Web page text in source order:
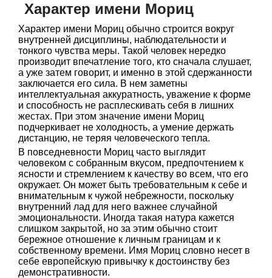
Характер имени Мориц
Характер имени Мориц обычно строится вокруг
внутренней дисциплины, наблюдательности и
тонкого чувства меры. Такой человек нередко
производит впечатление того, кто сначала слушает,
а уже затем говорит, и именно в этой сдержанности
заключается его сила. В нем заметны
интеллектуальная аккуратность, уважение к форме
и способность не расплескивать себя в лишних
жестах. При этом значение имени Мориц
подчеркивает не холодность, а умение держать
дистанцию, не теряя человеческого тепла.
В повседневности Мориц часто выглядит
человеком с собранным вкусом, предпочтением к
ясности и стремлением к качеству во всем, что его
окружает. Он может быть требовательным к себе и
внимательным к чужой небрежности, поскольку
внутренний лад для него важнее случайной
эмоциональности. Иногда такая натура кажется
слишком закрытой, но за этим обычно стоит
бережное отношение к личным границам и к
собственному времени. Имя Мориц словно несет в
себе европейскую привычку к достоинству без
демонстративности.